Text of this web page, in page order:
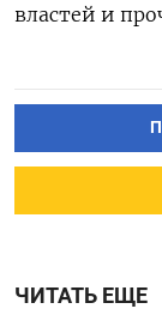
властей и
ЧИТАТЬ ЕЩЕ